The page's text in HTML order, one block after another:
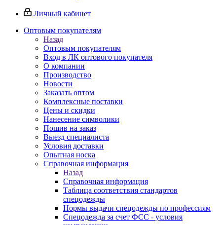
Личный кабинет
Оптовым покупателям
Назад
Оптовым покупателям
Вход в ЛК оптового покупателя
О компании
Производство
Новости
Заказать оптом
Комплексные поставки
Цены и скидки
Нанесение символики
Пошив на заказ
Выезд специалиста
Условия доставки
Опытная носка
Справочная информация
Назад
Справочная информация
Таблица соответствия стандартов
спецодежды
Нормы выдачи спецодежды по профессиям
Спецодежда за счет ФСС - условия